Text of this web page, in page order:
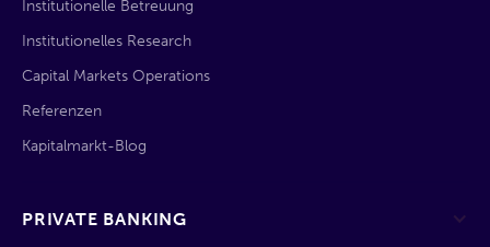
Institutionelle Betreuung
Institutionelles Research
Capital Markets Operations
Referenzen
Kapitalmarkt-Blog
PRIVATE BANKING